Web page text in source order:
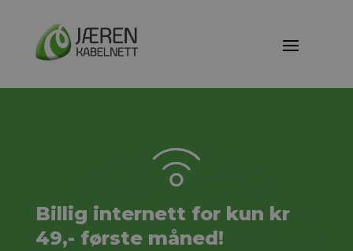
Billig internett for kun kr
49,- første måned!